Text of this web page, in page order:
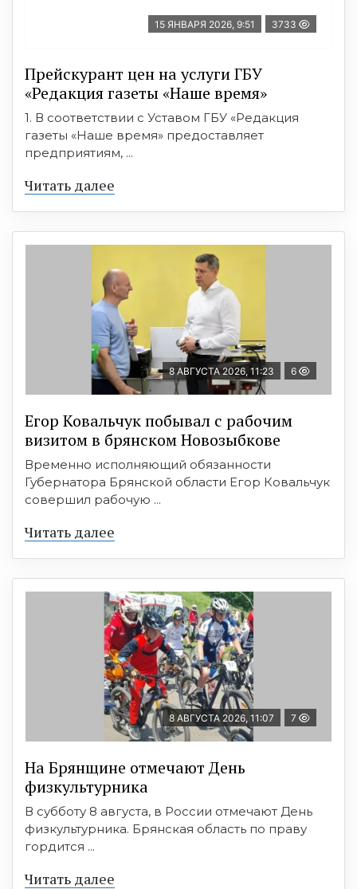
15 ЯНВАРЯ 2026, 9:51 3733
Прейскурант цен на услуги ГБУ
«Редакция газеты «Наше время»
1. В соответствии с Уставом ГБУ «Редакция
газеты «Наше время» предоставляет
предприятиям, ...
Читать далее
8 АВГУСТА 2026, 11:23 6
Егор Ковальчук побывал с рабочим
визитом в брянском Новозыбкове
Временно исполняющий обязанности
Губернатора Брянской области Егор Ковальчук
совершил рабочую ...
Читать далее
8 АВГУСТА 2026, 11:07 7
На Брянщине отмечают День
физкультурника
В субботу 8 августа, в России отмечают День
физкультурника. Брянская область по праву
гордится ...
Читать далее